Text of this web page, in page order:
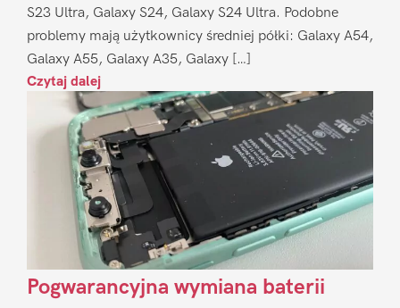
S23 Ultra, Galaxy S24, Galaxy S24 Ultra. Podobne
problemy mają użytkownicy średniej półki: Galaxy A54,
Galaxy A55, Galaxy A35, Galaxy […]
Czytaj dalej
Pogwarancyjna wymiana baterii